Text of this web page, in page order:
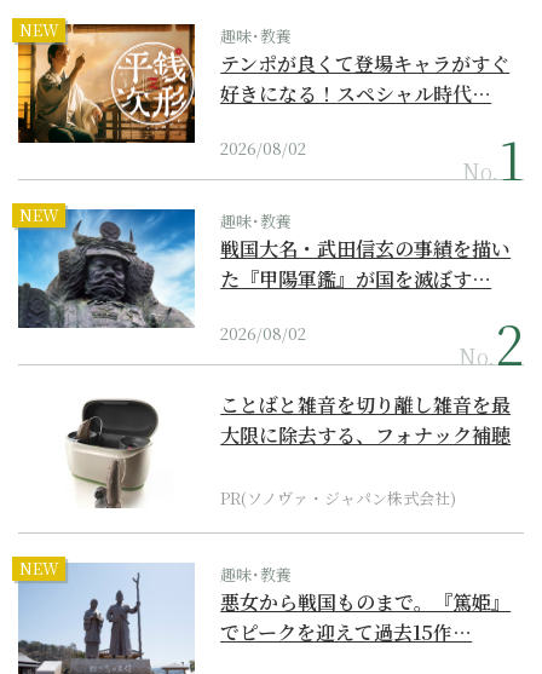
NEW 趣味･教養
テンポが良くて登場キャラがすぐ
好きになる！スペシャル時代…
2026/08/02
No.
NEW 趣味･教養
戦国大名・武田信玄の事績を描い
た『甲陽軍鑑』が国を滅ぼす…
2026/08/02
No.
ことばと雑音を切り離し雑音を最
大限に除去する、フォナック補聴
PR(ソノヴァ・ジャパン株式会社)
NEW 趣味･教養
悪女から戦国ものまで。『篤姫』
でピークを迎えて過去15作…